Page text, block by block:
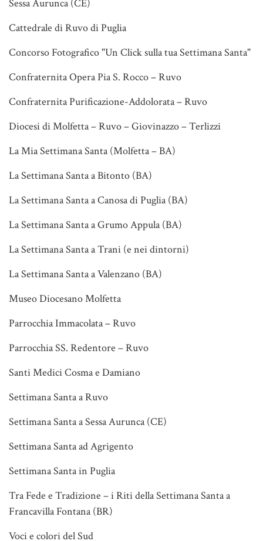
Sessa Aurunca (CE)
Cattedrale di Ruvo di Puglia
Concorso Fotografico "Un Click sulla tua Settimana Santa"
Confraternita Opera Pia S. Rocco – Ruvo
Confraternita Purificazione-Addolorata – Ruvo
Diocesi di Molfetta – Ruvo – Giovinazzo – Terlizzi
La Mia Settimana Santa (Molfetta – BA)
La Settimana Santa a Bitonto (BA)
La Settimana Santa a Canosa di Puglia (BA)
La Settimana Santa a Grumo Appula (BA)
La Settimana Santa a Trani (e nei dintorni)
La Settimana Santa a Valenzano (BA)
Museo Diocesano Molfetta
Parrocchia Immacolata – Ruvo
Parrocchia SS. Redentore – Ruvo
Santi Medici Cosma e Damiano
Settimana Santa a Ruvo
Settimana Santa a Sessa Aurunca (CE)
Settimana Santa ad Agrigento
Settimana Santa in Puglia
Tra Fede e Tradizione – i Riti della Settimana Santa a
Francavilla Fontana (BR)
Voci e colori del Sud